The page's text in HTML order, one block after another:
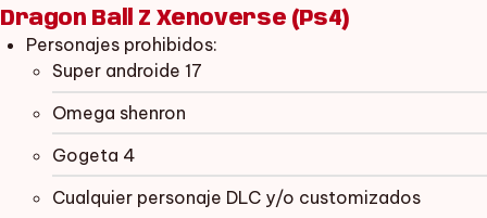
Dragon Ball Z Xenoverse (Ps4)
Personajes prohibidos:
Super androide 17
Omega shenron
Gogeta 4
Cualquier personaje DLC y/o customizados